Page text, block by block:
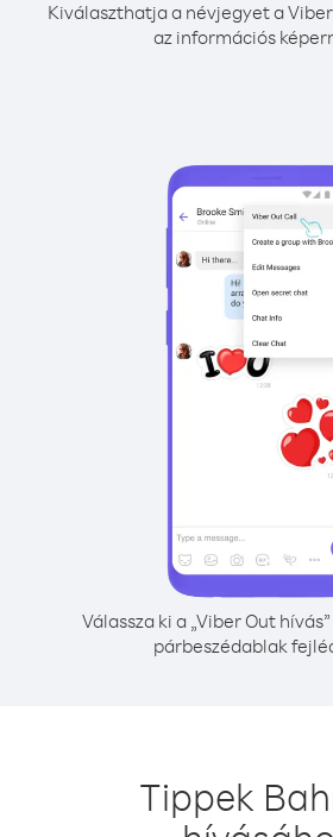
Kiválaszthatja a névjegyet a
az információs
Válassza ki a „Viber Out
párbeszédablak
Tippek